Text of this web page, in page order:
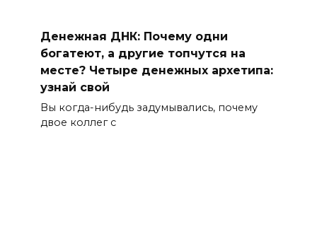
Денежная ДНК: Почему одни
богатеют, а другие топчутся на
месте? Четыре денежных архетипа:
узнай свой
Вы когда-нибудь задумывались, почему
двое коллег с